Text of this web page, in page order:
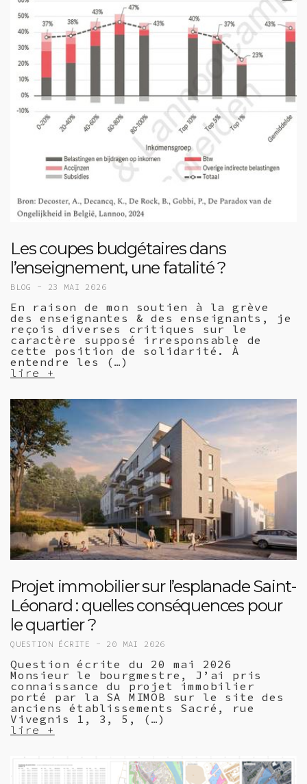
Les coupes budgétaires dans
l’enseignement, une fatalité ?
BLOG - 23 MAI 2026
En raison de mon soutien à la grève
des enseignantes & des enseignants, je
reçois diverses critiques sur le
caractère supposé irresponsable de
cette position de solidarité. À
entendre les (…)
lire +
Projet immobilier sur l’esplanade Saint-
Léonard : quelles conséquences pour
le quartier ?
QUESTION ÉCRITE - 20 MAI 2026
Question écrite du 20 mai 2026
Monsieur le bourgmestre, J’ai pris
connaissance du projet immobilier
porté par la SA MIMOB sur le site des
anciens établissements Sacré, rue
Vivegnis 1, 3, 5, (…)
lire +